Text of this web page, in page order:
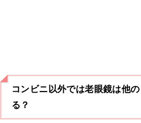
コンビニ以外では老眼鏡は他
る？